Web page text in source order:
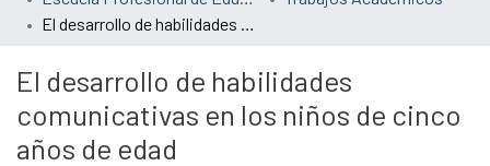
El desarrollo de habilidades comunicativas en los niños de cinco años de edad
El desarrollo de habilidades
comunicativas en los niños de cinco
años de edad